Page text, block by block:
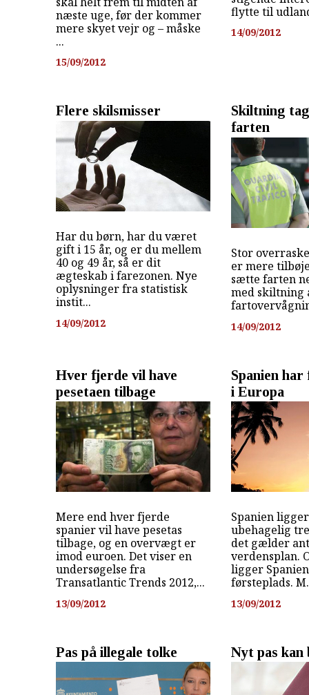
næste uge, før der kommer
mere skyet vejr og – måske
...
15/09/2012
flytte til
14/09/2012
Flere skilsmisser
Har du børn, har du været
gift i 15 år, og er du mellem
40 og 49 år, så er dit
ægteskab i farezonen. Nye
oplysninger fra statistisk
instit...
14/09/2012
Skiltning
farten
Stor
er mere
sætte farten
med skiltning
14/09/2012
Hver fjerde vil have
pesetaen tilbage
Mere end hver fjerde
spanier vil have pesetas
tilbage, og en overvægt er
imod euroen. Det viser en
undersøgelse fra
Transatlantic Trends 2012,...
13/09/2012
Spanien
i Europa
Spanien
ubehagelig
det gælder
verdensplan.
ligger
førsteplads.
13/09/2012
Pas på illegale tolke Nyt pas